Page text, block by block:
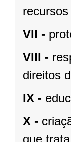
VII -
VIII -
direitos
IX -
X -
que